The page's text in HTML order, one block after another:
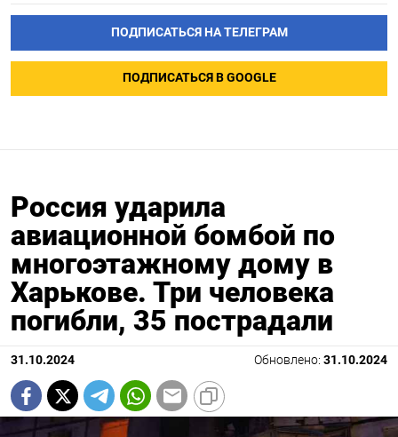
ПОДПИСАТЬСЯ НА ТЕЛЕГРАМ
ПОДПИСАТЬСЯ В GOOGLE
Россия ударила
авиационной бомбой по
многоэтажному дому в
Харькове. Три человека
погибли, 35 пострадали
31.10.2024 Обновлено: 31.10.2024